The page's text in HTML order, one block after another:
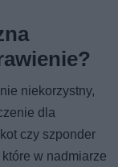
niekorzystny,
dla
czy szponder
w nadmiarze